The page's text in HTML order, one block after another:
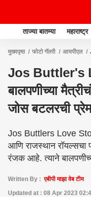
ताज्या बातम्या महाराष्ट्र
मुख्यपृष्ठ फोटो गॅलरी आयपीएल
Jos Buttler's
बालपणीच्या
जोस बटलरची
Jos Buttlers Love
आणि राजस्थान
रंजक आहे. त्याने
Written By :एबीपी माझा वेब टीम
Updated at : 08 Apr 2023